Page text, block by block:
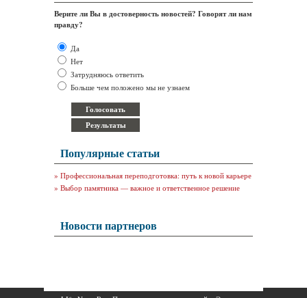
Верите ли Вы в достоверность новостей? Говорят ли нам
правду?
Да
Нет
Затрудняюсь ответить
Больше чем положено мы не узнаем
Популярные статьи
» Профессиональная переподготовка: путь к новой карьере
» Выбор памятника — важное и ответственное решение
Новости партнеров